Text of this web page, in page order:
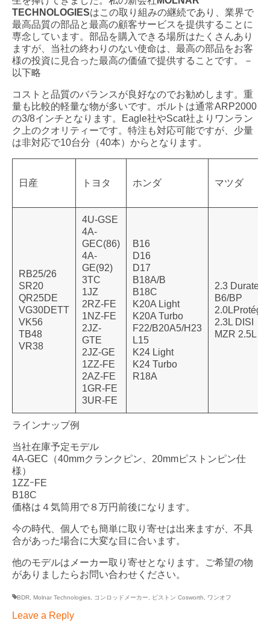
TECHNOLOGIESはこの取り組みの継続であり、業界で
最高品質の部品と最高の顧客サービスを提供することに
専念しています。部品を購入できる場所はたくさんあり
ますが、当社の終わりのない使命は、最高の部品をお客
様の投資に見合った最高の価値で提供することです。－
以下略
コストと品質のバランスが良好なのでお勧めします。重
量も比較的軽量な物が多いです。ボルトは通常ARP2000
の3/8インチとなります。Eagle社やScat社よりワンラン
ク上のクオリティーです。特注も対応可能ですが、少量
は非対応で10台分（40本）からとなります。
日産 トヨタ ホンダ マツダ
RB25/26
SR20
QR25DE
VG30DETT
VK56
TB48
VR38
4U-GSE
4A-
GEC(86)
4A-
GE(92)
3TC
1JZ
2RZ-FE
1NZ-FE
2JZ-
GTE
2JZ-GE
1ZZ-FE
2AZ-FE
1GR-FE
3UR-FE
B16
D16
D17
B18A/B
B18C
K20A Light
K20A Turbo
F22/B20A5/H23
L15
K24 Light
K24 Turbo
R18A
2.3 Duratec
B6/BP
2.0LProtégé
2.3L DISI
MZR 2.5L
ラインナップ例
当社在庫予定モデル
4A-GEC（40mmクランクピン、20mmピストンピン仕
様）
1ZZｰFE
B18C
価格は４気筒用で８万円前後になります。
今の時代、個人でも簡単に取り寄せは出来ますが、不具
合があった場合に大変な目に合います。
他のモデルはメーカー取り寄せとなります。ご希望の物
がありましたらお問い合わせください。
BDR Molnar Technologies コンロッドメーカー ピストン Cosworth ワンオフ
Leave a Reply